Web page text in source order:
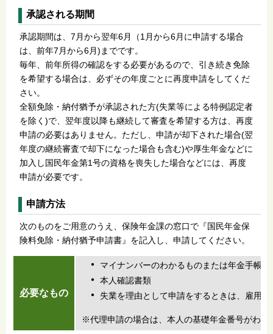
承認される期間
承認期間は、7月から翌年6月（1月から6月に申請する場合
は、前年7月から6月)までです。
毎年、前年所得の確認をする必要があるので、引き続き免除
を希望する場合は、必ずその年度ごとに再度申請をしてくだ
さい。
全額免除・納付猶予が承認された方(失業等による特例認定者
を除く)で、翌年度以降も継続して審査を希望する方は、再度
申請の必要はありません。ただし、申請が却下された場合(翌
年度の継続審査で却下になった場合も含む)や厚生年金などに
加入し国民年金第1号の資格を喪失した場合などには、再度
申請が必要です。
申請方法
次のものをご用意のうえ、保険年金課の窓口で『国民年金保
険料免除・納付猶予申請書』を記入し、申請してください。
必要なもの
マイナンバーのわかるものまたは年金手帳
本人確認書類
失業を理由として申請をするときは、雇用
※代理申請の場合は、本人の基礎年金番号がわ